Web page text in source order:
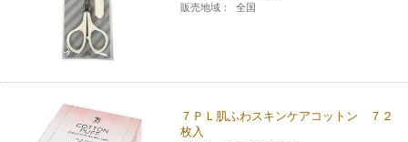
販売地域： 全国
７ＰＬ肌ふわスキンケアコットン ７２
枚入